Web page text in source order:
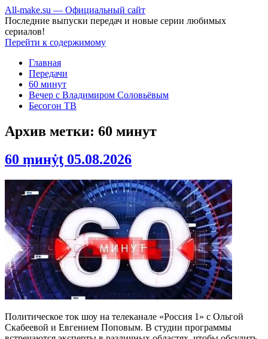
All-make.su — Официальный сайт
Последние выпуски передач и новые серии любимых
сериалов!
Перейти к содержимому
Главная
Передачи
60 минут
Вечер с Владимиром Соловьёвым
Бесогон ТВ
Архив метки: 60 минут
60 ṃинẏƫ 05.08.2026
Политическое ток шоу на телеканале «Россия 1» с Ольгой
Скабеевой и Евгением Поповым. В студии программы